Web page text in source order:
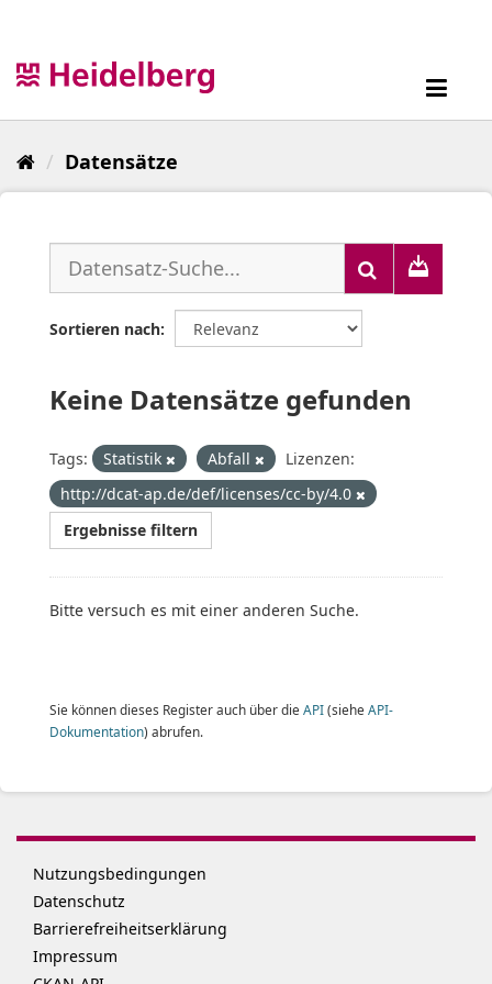
Datensätze
Sortieren nach
Keine Datensätze gefunden
Tags: Statistik Abfall
Lizenzen:
http://dcat-ap.de/def/licenses/cc-by/4.0
Ergebnisse filtern
Bitte versuch es mit einer anderen Suche.
Sie können dieses Register auch über die API(siehe API-
Dokumentation) abrufen.
Nutzungsbedingungen
Datenschutz
Barrierefreiheitserklärung
Impressum